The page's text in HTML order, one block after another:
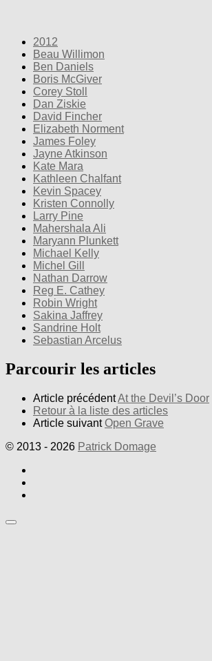
2012
Beau Willimon
Ben Daniels
Boris McGiver
Corey Stoll
Dan Ziskie
David Fincher
Elizabeth Norment
James Foley
Jayne Atkinson
Kate Mara
Kathleen Chalfant
Kevin Spacey
Kristen Connolly
Larry Pine
Mahershala Ali
Maryann Plunkett
Michael Kelly
Michel Gill
Nathan Darrow
Reg E. Cathey
Robin Wright
Sakina Jaffrey
Sandrine Holt
Sebastian Arcelus
Parcourir les articles
Article précédentAt the Devil’s Door
Retour à la liste des articles
Article suivant Open Grave
© 2013 - 2026 Patrick Domage